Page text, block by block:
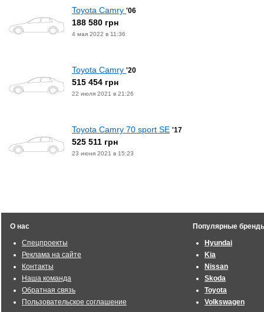
Toyota Camry '06
188 580 грн
4 мая 2022 в 11:36
Toyota Camry '20
515 454 грн
22 июля 2021 в 21:26
Toyota Camry 70 sport SE '17
525 511 грн
23 июня 2021 в 15:23
О нас
Спецпроекты
Реклама на сайте
Контакты
Наша команда
Обратная связь
Пользовательское соглашение
Популярные
Hyundai
Kia
Nissan
Skoda
Toyota
Volkswagen